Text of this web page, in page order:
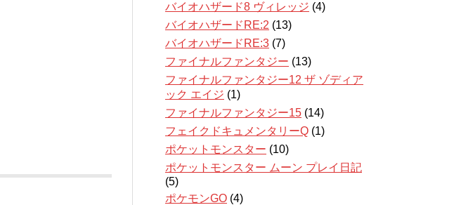
バイオハザード8 ヴィレッジ (4)
バイオハザードRE:2 (13)
バイオハザードRE:3 (7)
ファイナルファンタジー (13)
ファイナルファンタジー12 ザ ゾディア
ック エイジ (1)
ファイナルファンタジー15 (14)
フェイクドキュメンタリーQ (1)
ポケットモンスター (10)
ポケットモンスター ムーン プレイ日記
(5)
ポケモンGO (4)